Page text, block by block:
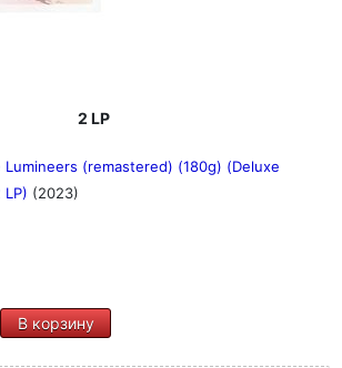
2 LP
(remastered) (180g) (Deluxe
(2023)
В корзину